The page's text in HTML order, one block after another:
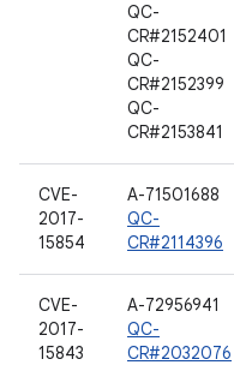
QC-
CR#2152401
QC-
CR#2152399
QC-
CR#2153841
CVE-
2017-
15854
A-71501688
QC-
CR#2114396
CVE-
2017-
15843
A-72956941
QC-
CR#2032076